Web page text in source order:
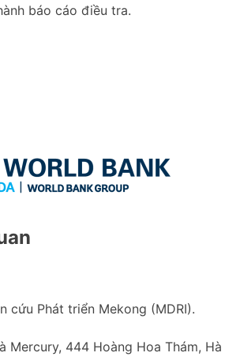
báo cáo điều tra.
cứu Phát triển Mekong (MDRI).
Mercury, 444 Hoàng Hoa Thám, Hà